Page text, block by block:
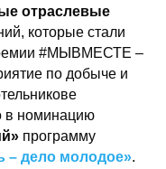
отраслевые
которые стали
#МЫВМЕСТЕ –
по добыче и
в номинацию
программу
– дело молодое».